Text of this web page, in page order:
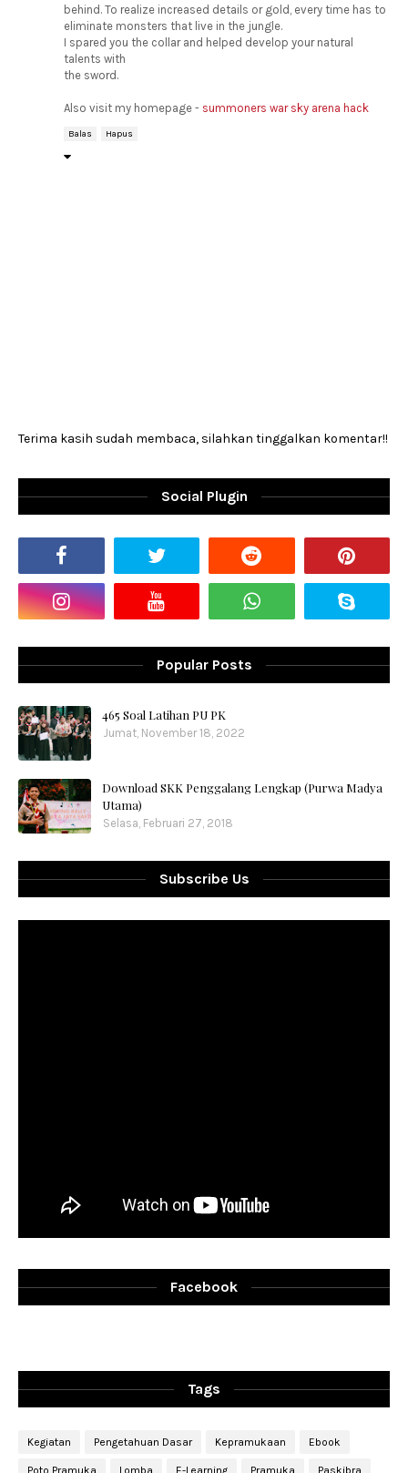
behind. To realize increased details or gold, every time has to
eliminate monsters that live in the jungle.
I spared you the collar and helped develop your natural
talents with
the sword.
Also visit my homepage - summoners war sky arena hack
Balas Hapus
Terima kasih sudah membaca, silahkan tinggalkan komentar!!
Social Plugin
Popular Posts
465 Soal Latihan PU PK
Jumat, November 18, 2022
Download SKK Penggalang Lengkap (Purwa Madya
Utama)
Selasa, Februari 27, 2018
Subscribe Us
Facebook
Tags
Kegiatan Pengetahuan Dasar Kepramukaan Ebook